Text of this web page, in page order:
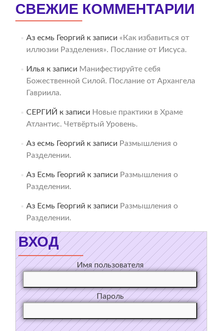
СВЕЖИЕ КОММЕНТАРИИ
Аз есмь Георгий к записи «Как избавиться от
иллюзии Разделения». Послание от Иисуса.
Илья к записи Манифестируйте себя
Божественной Силой. Послание от Архангела
Гавриила.
СЕРГИЙ к записи Новые практики в Храме
Атлантис. Четвёртый Уровень.
Аз есмь Георгий к записи Размышления о
Разделении.
Аз Есмь Георгий к записи Размышления о
Разделении.
Аз Есмь Георгий к записи Размышления о
Разделении.
ВХОД
Имя пользователя
Пароль